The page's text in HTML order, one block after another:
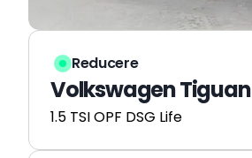
Reducere
Volkswagen Tiguan
1.5 TSI OPF DSG Life